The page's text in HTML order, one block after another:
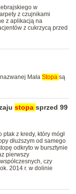
w
z czujnikami
z aplikacją na
z cukrzycą przed
Mała Stopa są
stopa sprzed 99
z kredy, który mógł
dłuższym od samego
odkryto w bursztynie
pierwszy
czy
2014 r. w dolinie